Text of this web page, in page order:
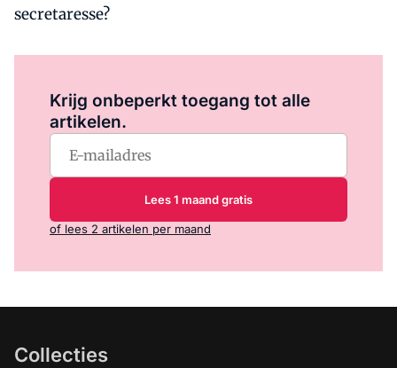
secretaresse?
Krijg onbeperkt toegang tot alle
artikelen.
Lees 1 maand gratis
of lees 2 artikelen per maand
Collecties